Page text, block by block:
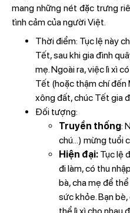
mang những nét đặc trưng
tình cảm của người Việt.
Thời điểm: Tục lệ này
Tết, sau khi gia đình
mẹ. Ngoài ra, việc lì xì
Tết (hoặc thậm chí đến
xông đất, chúc Tết gia
Đối tượng:
Truyền thống:
chú...) mừng tuổi
Hiện đại:Tục lệ
đi làm, có thu
bà, cha mẹ để
sức khỏe. Bạn